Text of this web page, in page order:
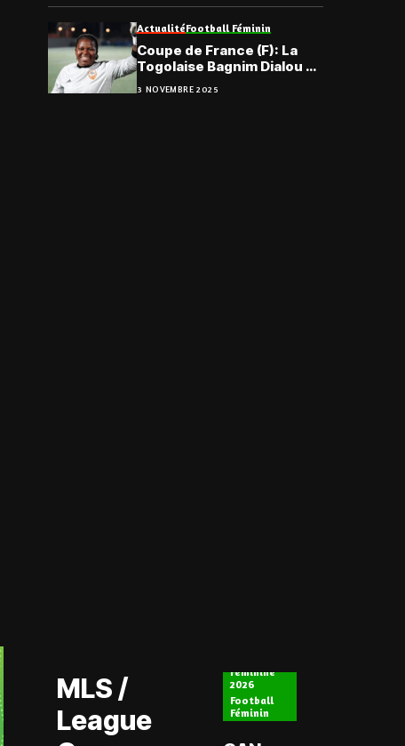
ActualitéFootball Féminin
Coupe de France (F): La
Togolaise Bagnim Dialou et
l’AC BB qualifiés pour le
Tour Fédéral
3 NOVEMBRE 2025
MLS /
League
Féminine
2026
Football
Féminin